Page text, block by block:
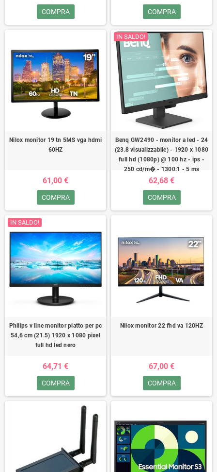
COMPRA COMPRA
Nilox monitor 19 tn 5MS vga hdmi
60HZ
61,00 €
COMPRA
IN SALDO!
Benq GW2490 - monitor a led - 24
(23.8 visualizzabile) - 1920 x 1080
full hd (1080p) @ 100 hz - ips -
250 cd/m� - 1300:1 - 5 ms
62,68 €
COMPRA
IN SALDO!
Philips v line monitor piatto per pc
54,6 cm (21.5) 1920 x 1080 pixel
full hd led nero
64,71 €
COMPRA
Nilox monitor 22 fhd va 120HZ
67,00 €
COMPRA